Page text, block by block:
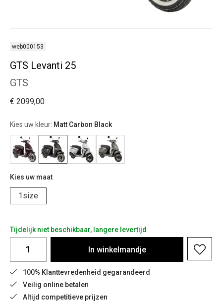
web000153
GTS Levanti 25
GTS
€ 2099,00
Kies uw kleur: Matt Carbon Black
Kies uw maat
1size
Tijdelijk niet beschikbaar, langere levertijd
In winkelmandje
100% Klanttevredenheid gegarandeerd
Veilig online betalen
Altijd competitieve prijzen